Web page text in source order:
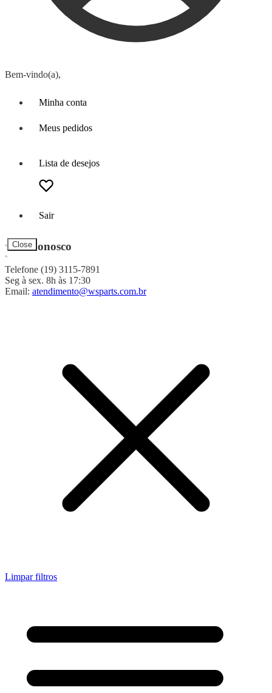
Bem-vindo(a),
Minha conta
Meus pedidos
Lista de desejos
Sair
Close
Fale Conosco
Telefone (19) 3115-7891
Seg à sex. 8h às 17:30
Email: atendimento@wsparts.com.br
Limpar filtros